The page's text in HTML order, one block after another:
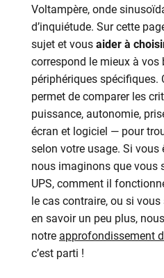
Voltampère, onde
d’inquiétude. Sur cette
sujet et vous aider à
correspond le mieux à vos
périphériques spécifiques.
permet de comparer les
puissance, autonomie,
écran et logiciel — pour
selon votre usage. Si vous
nous imaginons que vous
UPS, comment il
le cas contraire, ou si
en savoir un peu plus,
notre approfondissement
c’est parti !